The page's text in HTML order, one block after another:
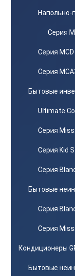
Напольно-
Серия
Серия MCD
Серия
Бытовые
Ultimate
Серия
Серия Kid
Серия
Бытовые
Серия
Серия
Кондиционеры
Бытовые